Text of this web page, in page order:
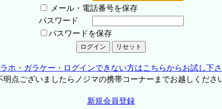
メール・電話番号を保存
パスワード
パスワードを保存
ホ・ガラケー・ログインできない方はこちらからお試し下
点ございましたらノジマの携帯コーナーまでお越しくださ
新規会員登録